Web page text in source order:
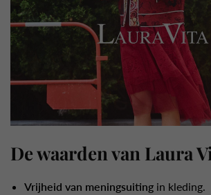
De waarden van Laura
Vrijheid van meningsuiting in kleding.